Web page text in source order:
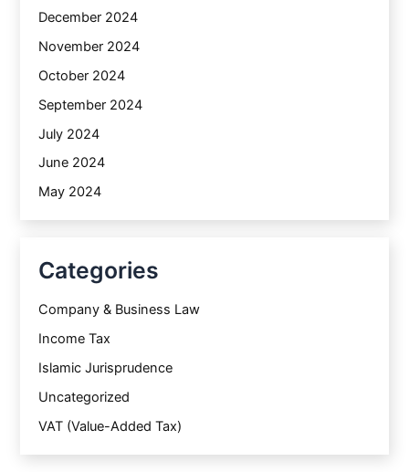
December 2024
November 2024
October 2024
September 2024
July 2024
June 2024
May 2024
Categories
Company & Business Law
Income Tax
Islamic Jurisprudence
Uncategorized
VAT (Value-Added Tax)